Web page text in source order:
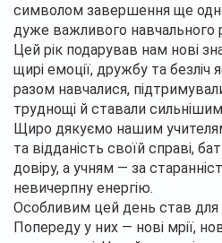
символом завершення ще
дуже важливого навчального
Цей рік подарував нам нові
щирі емоції, дружбу та
разом навчалися,
труднощі й ставали
Щиро дякуємо нашим
та відданість своїй справі,
довіру, а учням — за
невичерпну енергію.
Особливим цей день став для
Попереду у них — нові мрії,